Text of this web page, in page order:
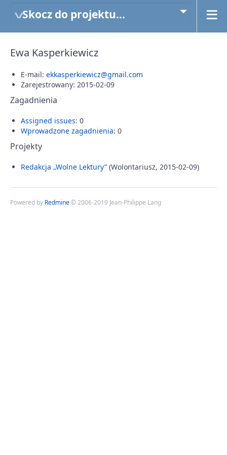
Skocz do projektu...
Ewa Kasperkiewicz
E-mail: ekkasperkiewicz@gmail.com
Zarejestrowany: 2015-02-09
Zagadnienia
Assigned issues: 0
Wprowadzone zagadnienia: 0
Projekty
Redakcja „Wolne Lektury” (Wolontariusz, 2015-02-09)
Powered by Redmine© 2006-2019 Jean-Philippe Lang